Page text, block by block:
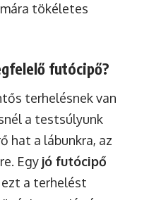
tökéletes
futócipő?
terhelésnek van
a testsúlyunk
hat a lábunkra, az
Egy jó futócipő
a terhelést